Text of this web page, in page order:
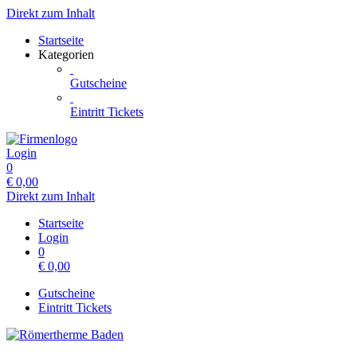
Direkt zum Inhalt
Startseite
Kategorien
Gutscheine
Eintritt Tickets
Login
0
€ 0,00
Direkt zum Inhalt
Startseite
Login
0
€ 0,00
Gutscheine
Eintritt Tickets